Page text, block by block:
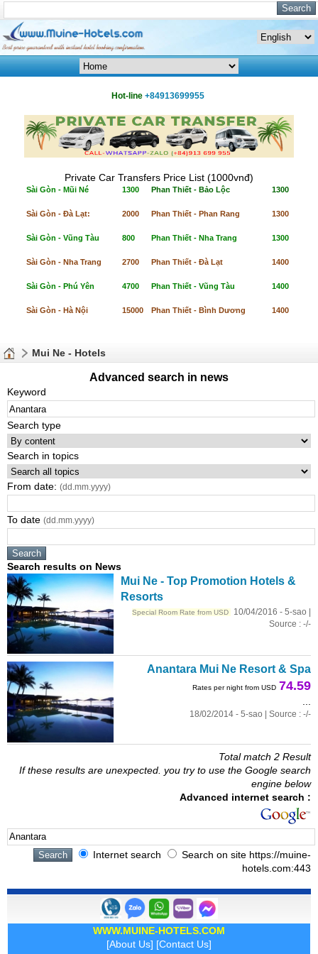
Hot-line +84913699955
Private Car Transfers Price List (1000vnđ)
Sài Gòn - Mũi Né 1300 Phan Thiết - Bảo Lộc 1300
Sài Gòn - Đà Lạt: 2000 Phan Thiết - Phan Rang 1300
Sài Gòn - Vũng Tàu 800 Phan Thiết - Nha Trang 1300
Sài Gòn - Nha Trang 2700 Phan Thiết - Đà Lạt 1400
Sài Gòn - Phú Yên 4700 Phan Thiết - Vũng Tàu 1400
Sài Gòn - Hà Nội 15000 Phan Thiết - Bình Dương 1400
Mui Ne - Hotels
Advanced search in news
Keyword
Search type
Search in topics
From date: (dd.mm.yyyy)
To date (dd.mm.yyyy)
Search results on News
Mui Ne - Top Promotion Hotels &
Resorts
Special Room Rate from USD
10/04/2016 - 5-sao |
Source : -/-
Anantara Mui Ne Resort & Spa
Rates per night from USD 74.59
18/02/2014 - 5-sao | Source : -/-
Total match 2 Result
If these results are unexpected. you try to use the Google search
engine below
Advanced internet search :
Internet search
Search on site https://muine-
hotels.com:443
WWW.MUINE-HOTELS.COM
[About Us] [Contact Us]